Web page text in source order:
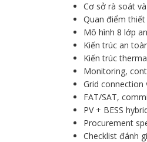
Cơ sở rà soát
Quan điểm
Mô hình 8 lớp
Kiến trúc an
Kiến trúc
Monitoring,
Grid
FAT/SAT,
PV + BESS
Procurement
Checklist đánh